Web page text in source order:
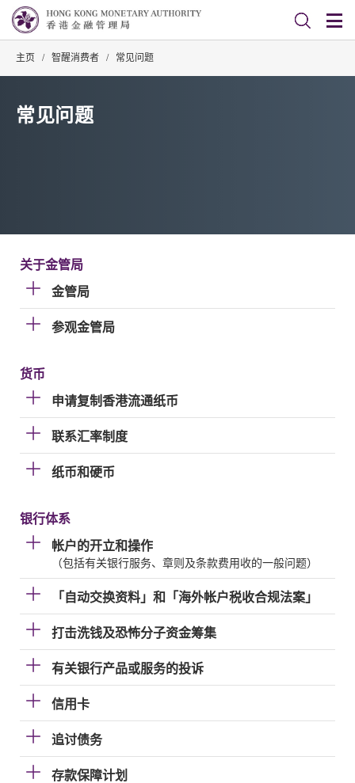
主页 / 智醒消费者 / 常见问题
常见问题
关于金管局
金管局
参观金管局
货币
申请复制香港流通纸币
联系汇率制度
纸币和硬币
银行体系
帐户的开立和操作
（包括有关银行服务、章则及条款费用收的一般问题）
「自动交换资料」和「海外帐户税收合规法案」
打击洗钱及恐怖分子资金筹集
有关银行产品或服务的投诉
信用卡
追讨债务
存款保障计划